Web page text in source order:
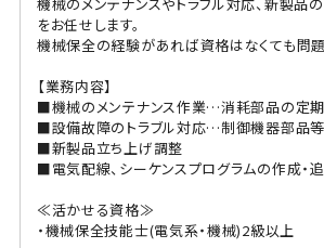
をお任せします。
機械保全の経験があれば資格はなくても問
【業務内容】
■機械のメンテナンス作業…消耗部品の定
■設備故障のトラブル対応…制御機器部品
■新製品立ち上げ調整
■電気配線、シーケンスプログラムの作成・
≪活かせる資格≫
・機械保全技能士(電気系・機械)2級以上